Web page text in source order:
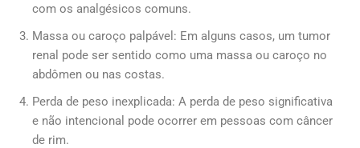
com os analgésicos comuns.
Massa ou caroço palpável: Em alguns casos, um tumor
renal pode ser sentido como uma massa ou caroço no
abdômen ou nas costas.
Perda de peso inexplicada: A perda de peso significativa
e não intencional pode ocorrer em pessoas com câncer
de rim.